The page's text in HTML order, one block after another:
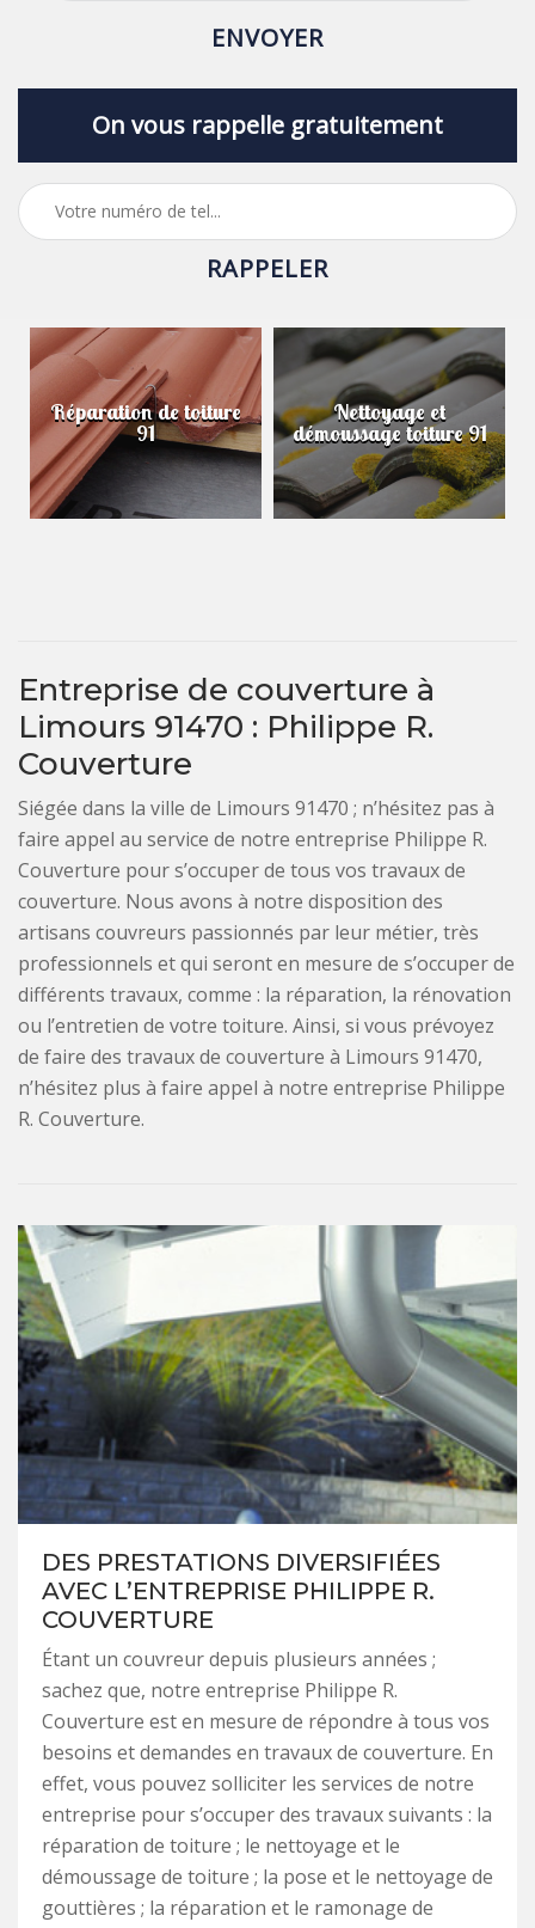
On vous rappelle gratuitement
Réparation de toiture
91
Nettoyage et
démoussage toiture 91
Entreprise de couverture à
Limours 91470 : Philippe R.
Couverture
Siégée dans la ville de Limours 91470 ; n’hésitez pas à
faire appel au service de notre entreprise Philippe R.
Couverture pour s’occuper de tous vos travaux de
couverture. Nous avons à notre disposition des
artisans couvreurs passionnés par leur métier, très
professionnels et qui seront en mesure de s’occuper de
différents travaux, comme : la réparation, la rénovation
ou l’entretien de votre toiture. Ainsi, si vous prévoyez
de faire des travaux de couverture à Limours 91470,
n’hésitez plus à faire appel à notre entreprise Philippe
R. Couverture.
DES PRESTATIONS DIVERSIFIÉES
AVEC L’ENTREPRISE PHILIPPE R.
COUVERTURE
Étant un couvreur depuis plusieurs années ;
sachez que, notre entreprise Philippe R.
Couverture est en mesure de répondre à tous vos
besoins et demandes en travaux de couverture. En
effet, vous pouvez solliciter les services de notre
entreprise pour s’occuper des travaux suivants : la
réparation de toiture ; le nettoyage et le
démoussage de toiture ; la pose et le nettoyage de
gouttières ; la réparation et le ramonage de